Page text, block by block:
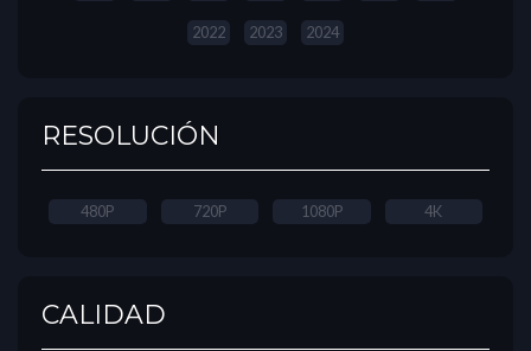
2022 2023 2024
RESOLUCIÓN
480P 720P 1080P 4K
CALIDAD